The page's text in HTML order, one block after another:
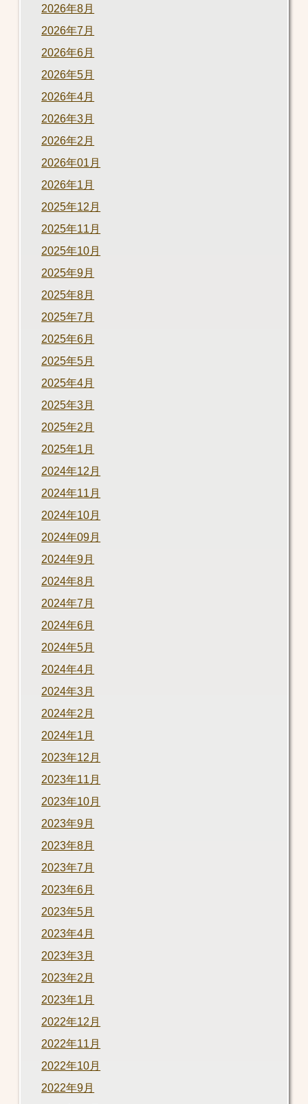
2026年8月
2026年7月
2026年6月
2026年5月
2026年4月
2026年3月
2026年2月
2026年01月
2026年1月
2025年12月
2025年11月
2025年10月
2025年9月
2025年8月
2025年7月
2025年6月
2025年5月
2025年4月
2025年3月
2025年2月
2025年1月
2024年12月
2024年11月
2024年10月
2024年09月
2024年9月
2024年8月
2024年7月
2024年6月
2024年5月
2024年4月
2024年3月
2024年2月
2024年1月
2023年12月
2023年11月
2023年10月
2023年9月
2023年8月
2023年7月
2023年6月
2023年5月
2023年4月
2023年3月
2023年2月
2023年1月
2022年12月
2022年11月
2022年10月
2022年9月